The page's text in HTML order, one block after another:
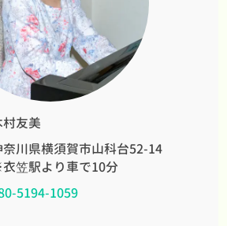
村友美
奈川県横須賀市山科台52-14
笠駅より車で10分
5194-1059